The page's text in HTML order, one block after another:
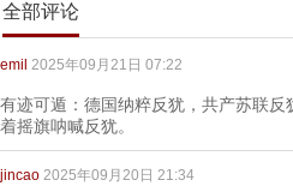
全部评论
emil 2025年09月21日 07:22
有迹可遁：德国纳粹反犹，共产苏联
着摇旗呐喊反犹。
jincao 2025年09月20日 21:34